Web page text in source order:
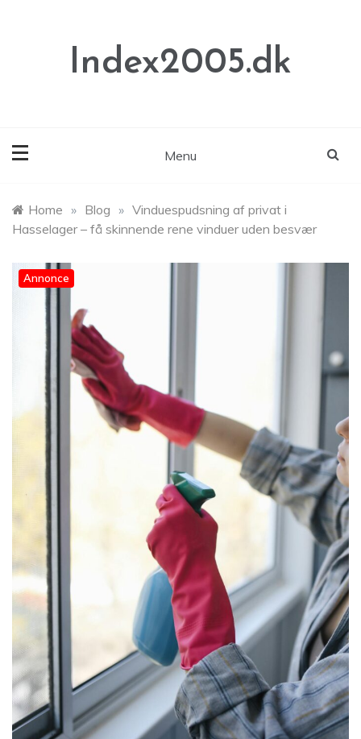
Index2005.dk
Menu
Home » Blog » Vinduespudsning af privat i
Hasselager – få skinnende rene vinduer uden besvær
Annonce